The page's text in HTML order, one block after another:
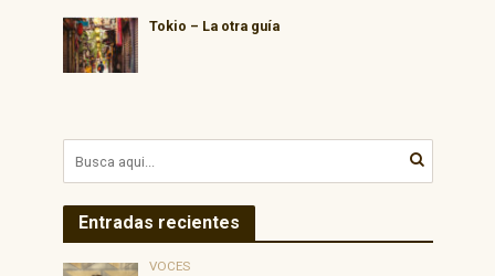
Tokio – La otra guía
Entradas recientes
VOCES